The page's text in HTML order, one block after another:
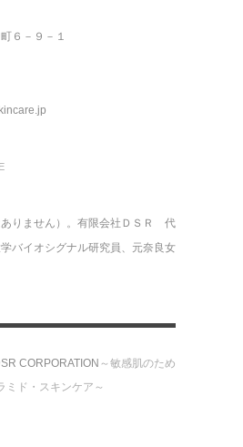
６－９－１
ありません）。有限会社ＤＳＲ 代
バイオシグナル研究員、元奈良女
CORPORATION ～敏感肌のため
ミド・スキンケア～